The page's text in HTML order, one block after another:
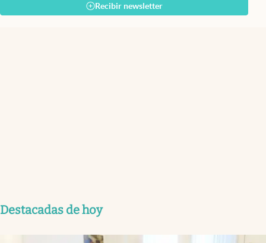
Recibir newsletter
Destacadas de hoy